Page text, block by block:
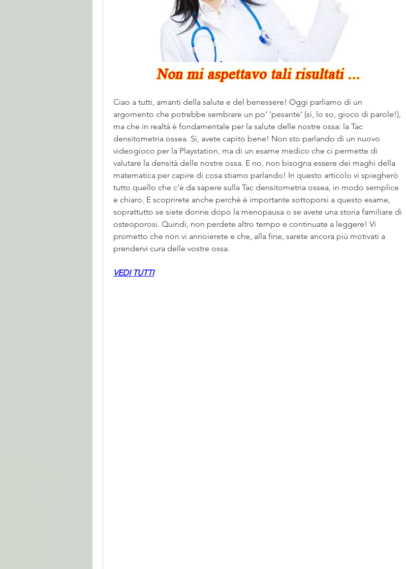
Ciao a tutti, amanti della salute e del benessere! Oggi parliamo di un
argomento che potrebbe sembrare un po' 'pesante' (sì, lo so, gioco di parole!),
ma che in realtà è fondamentale per la salute delle nostre ossa: la Tac
densitometria ossea. Sì, avete capito bene! Non sto parlando di un nuovo
videogioco per la Playstation, ma di un esame medico che ci permette di
valutare la densità delle nostre ossa. E no, non bisogna essere dei maghi della
matematica per capire di cosa stiamo parlando! In questo articolo vi spiegherò
tutto quello che c'è da sapere sulla Tac densitometria ossea, in modo semplice
e chiaro. E scoprirete anche perché è importante sottoporsi a questo esame,
soprattutto se siete donne dopo la menopausa o se avete una storia familiare di
osteoporosi. Quindi, non perdete altro tempo e continuate a leggere! Vi
prometto che non vi annoierete e che, alla fine, sarete ancora più motivati a
prendervi cura delle vostre ossa.
VEDI TUTTI